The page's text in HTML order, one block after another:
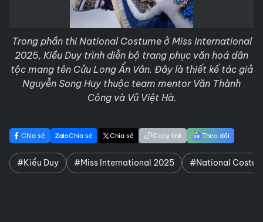
Trong phần thi National Costume ở Miss International
2025, Kiều Duy trình diễn bộ trang phục văn hoá dân
tộc mang tên Cửu Long Ẩn Vân. Đây là thiết kế tác giả
Nguyễn Song Huy thuộc team mentor Văn Thành
Công và Vũ Việt Hà.
Chia sẻ Chia sẻ Chia sẻ Copy link Theo dõi
#Kiều Duy #Miss International 2025 #National